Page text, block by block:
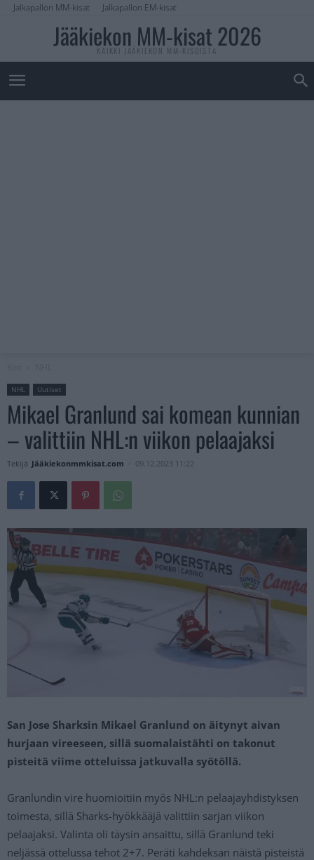
Jalkapallon MM-kisat Jalkapallon EM-kisat
Jääkiekon MM-kisat 2026
KAIKKI JÄÄKIEKON MM-KISOISTA
NHL Uutiset
Mikael Granlund sai komean kunnian
– valittiin NHL:n viikon pelaajaksi
Tekijä Jääkiekonmmkisat.com - 09.12.2023 11:22
San Jose Sharksin Mikael Granlund on äitynyt aivan
hurjaan vireeseen, sillä suomalaistähti on takonut
pisteitä viime otteluissa jatkuvalla syötöllä.
Granlundin vire huomioitiin myös NHL:n pelaajayhdistyksen
toimesta, sillä Sharks-hyökkääjä valittiin sarjan viikon
pelaajaksi. Valinta oli täysin ansaittu, sillä Granlund teki
neljässä ottelussa tehot 2+7. Peräti kahdeksan näistä pisteistä